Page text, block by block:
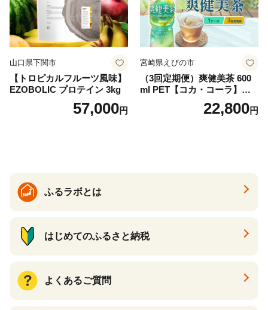
山口県下関市
【トロピカルフルーツ風味】
EZOBOLIC プロテイン 3kg
57,000円
宮崎県えびの市
（3回定期便）爽健美茶 600
ml PET【コカ・コーラ】ペ
ットボトル 1ケース(24本) 定
期便 3回(72本) セット お茶
22,800円
ふるラボとは
はじめてのふるさと納税
よくあるご質問